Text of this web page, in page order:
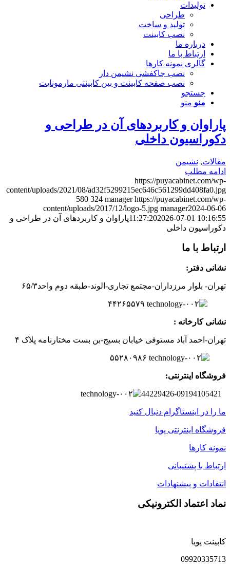
تولیدات
طراحی
تولید و ساخت
نصب کابینت
درباره ما
ارتباط با ما
گالری نمونه کارها
نصب جاکفشی نشیمن دار
نصب صفحه کابینت و بین کابینتی مارمونایت
جستجو
منو منو
پاراوان و کاربردهای آن در طراحی و
دکوراسیون داخلی
مقالات, نشیمن
ادامه مطلب
https://puyacabinet.com/wp-
content/uploads/2021/08/ad32f5299215ec646c561299dd408fa0.jpg
580 324 manager https://puyacabinet.com/wp-
content/uploads/2017/12/logo-5.jpg manager2024-06-06
11:27:202026-07-01 10:16:55
پاراوان و کاربردهای آن در طراحی و
دکوراسیون داخلی
ارتباط با ما
نشانی دفتر:
تهران- بلوار مرزداران-مجتمع تجاری-الوند-طبقه دوم واحد۶ ۵/۳
۲۶۵۵۷۹
نشانی کارخانه :
تهران- احمد آباد مستوفی خیابان بسیج-بن بست مختارنامه پلاک ۴
فروشگاه اینترنتی:
44229426-09194105421
ما را در اینستاگرام دنبال کنید
فروشگاه اینترنتی پویا
نمونه کارها
ارتباط با پشتیبانی
انتقادات و پیشنهادات
نماد اعتماد الکترونیکی
کابینت پویا
09920335713